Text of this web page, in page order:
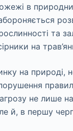
в
та
на
на природі,
не лише
й, в першу